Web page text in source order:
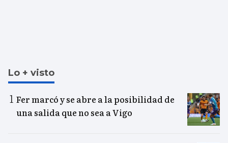
Lo + visto
Fer marcó y se abre a la posibilidad de
una salida que no sea a Vigo